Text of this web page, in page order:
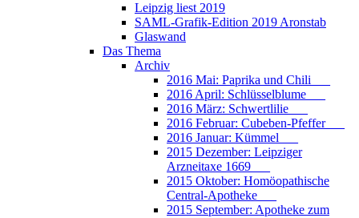
Leipzig liest 2019
SAML-Grafik-Edition 2019 Aronstab
Glaswand
Das Thema
Archiv
2016 Mai: Paprika und Chili___
2016 April: Schlüsselblume___
2016 März: Schwertlilie___
2016 Februar: Cubeben-Pfeffer___
2016 Januar: Kümmel___
2015 Dezember: Leipziger
Arzneitaxe 1669___
2015 Oktober: Homöopathische
Central-Apotheke___
2015 September: Apotheke zum